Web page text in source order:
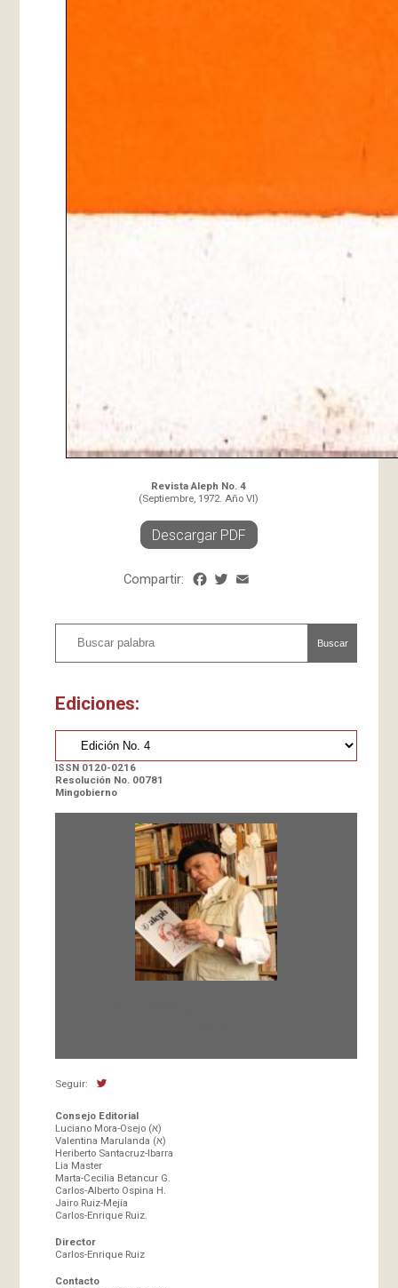
Revista Aleph No. 4
(Septiembre, 1972. Año VI)
Descargar PDF
Compartir: Facebook
Twitter
Buscar
Ediciones:
ISSN 0120-0216
Resolución No. 00781
Mingobierno
Seguir:
Consejo Editorial
Luciano Mora-Osejo (א)
Valentina Marulanda (א)
Heriberto Santacruz-Ibarra
Lia Master
Marta-Cecilia Betancur G.
Carlos-Alberto Ospina H.
Jairo Ruiz-Mejía
Carlos-Enrique Ruiz.
Director
Carlos-Enrique Ruiz
Contacto